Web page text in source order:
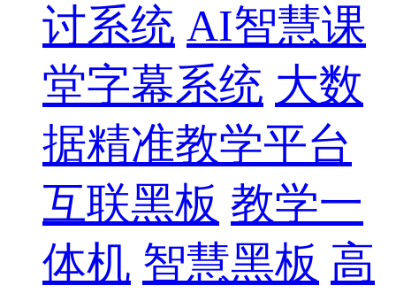
讨系统 AI智慧课
堂字幕系统 大数
据精准教学平台
互联黑板 教学一
体机 智慧黑板 高